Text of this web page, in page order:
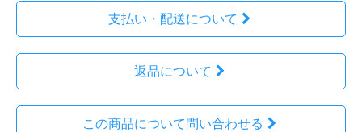
支払い・配送について
返品について
この商品について問い合わせる